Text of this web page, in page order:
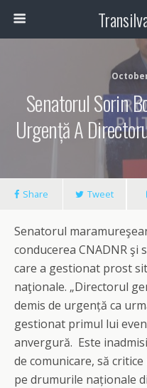
Senatorul Sorin
Urgență A
Share Tweet
Senatorul
conducerea CNADNR
care a gestionat prost
naţionale. „Directorul
demis de urgență ca
gestionat primul lui
anvergură. Este
de comunicare, să
pe drumurile naționale